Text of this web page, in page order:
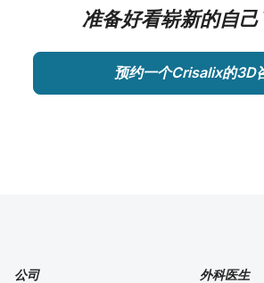
准备好看崭新的自己
预约一个Crisalix的3D
公司 外科医生